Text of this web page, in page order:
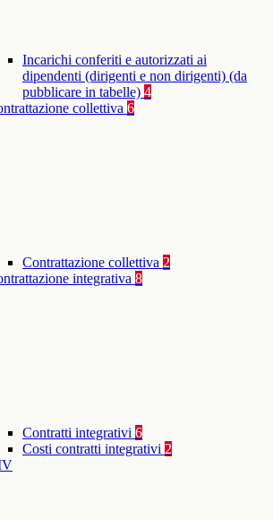
Incarichi conferiti e autorizzati ai
dipendenti (dirigenti e non dirigenti) (da
pubblicare in tabelle) 4
collettiva 6
Contrattazione collettiva 2
integrativa 8
Contratti integrativi 6
Costi contratti integrativi 2